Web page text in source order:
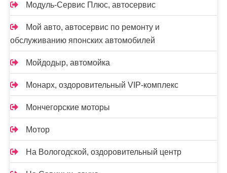
Модуль-Сервис Плюс, автосервис
Мой авто, автосервис по ремонту и
обслуживанию японских автомобилей
Мойдодыр, автомойка
Монарх, оздоровительный VIP-комплекс
Мончегорские моторы
Мотор
На Вологодской, оздоровительный центр